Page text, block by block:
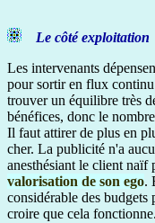
Le côté exploitation
Les intervenants
pour sortir en flux
trouver un équilibre très
bénéfices, donc le
Il faut attirer de plus en
cher. La publicité n'a
anesthésiant le client naïf
valorisation de son ego.
considérable des
croire que cela fonctionne.